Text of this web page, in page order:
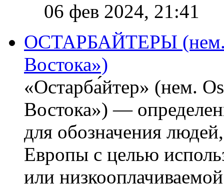
06 фев 2024, 21:41
ОСТАРБАЙТЕРЫ (нем.
Востока»)
«Остарба́йтер» (нем.
Востока») —
для обозначения
Европы с целью
или